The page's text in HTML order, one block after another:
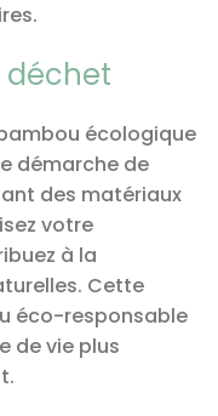
déchet
écologique
démarche de
des matériaux
votre
à la
Cette
éco-responsable
de vie plus